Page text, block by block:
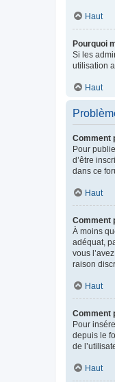
Haut
Pourquoi
Si les
utilisation
Haut
Comment
Pour
d’être
dans ce
Haut
Comment
À moins
adéquat,
vous
raison
Haut
Comment
Pour
depuis le
de
Haut